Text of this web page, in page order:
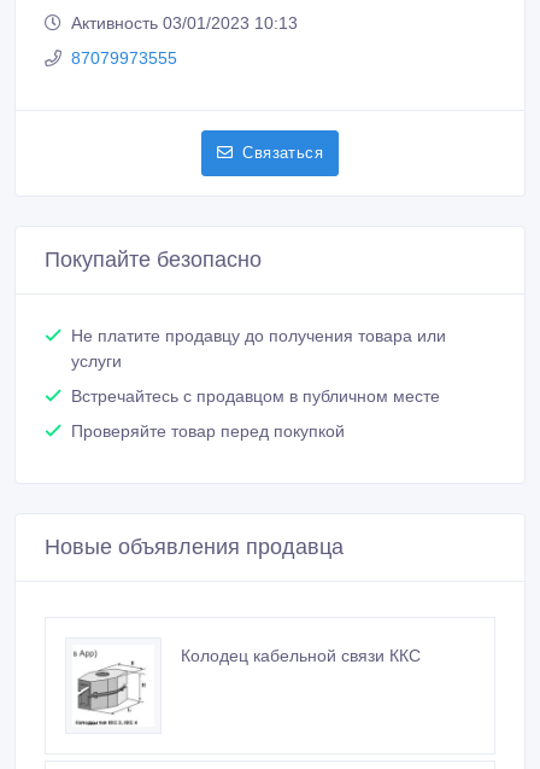
Активность 03/01/2023 10:13
87079973555
Связаться
Покупайте безопасно
Не платите продавцу до получения товара или
услуги
Встречайтесь с продавцом в публичном месте
Проверяйте товар перед покупкой
Новые объявления продавца
Колодец кабельной связи ККС